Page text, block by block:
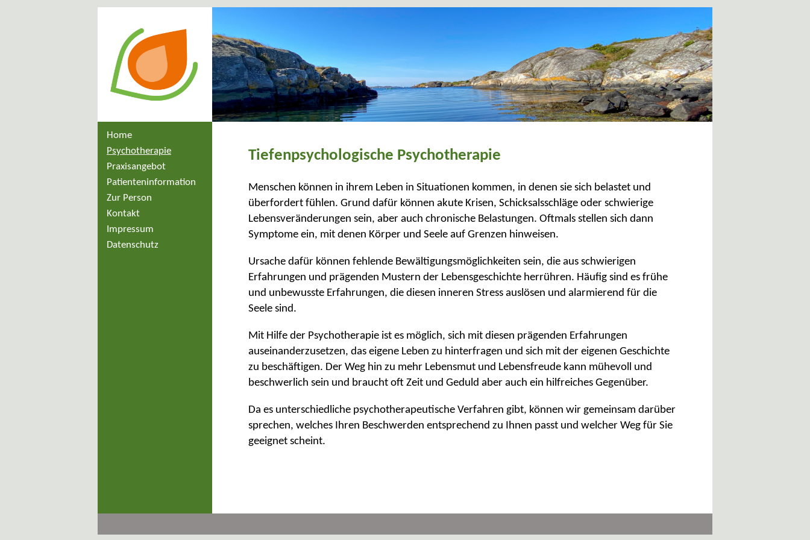
Home
Psychotherapie
Praxisangebot
Patienteninformation
Zur Person
Kontakt
Impressum
Datenschutz
Tiefenpsychologische Psychotherapie
Menschen können in ihrem Leben in Situationen kommen, in denen sie sich belastet und
überfordert fühlen. Grund dafür können akute Krisen, Schicksalsschläge oder schwierige
Lebensveränderungen sein, aber auch chronische Belastungen. Oftmals stellen sich dann
Symptome ein, mit denen Körper und Seele auf Grenzen hinweisen.
Ursache dafür können fehlende Bewältigungsmöglichkeiten sein, die aus schwierigen
Erfahrungen und prägenden Mustern der Lebensgeschichte herrühren. Häufig sind es frühe
und unbewusste Erfahrungen, die diesen inneren Stress auslösen und alarmierend für die
Seele sind.
Mit Hilfe der Psychotherapie ist es möglich, sich mit diesen prägenden Erfahrungen
auseinanderzusetzen, das eigene Leben zu hinterfragen und sich mit der eigenen Geschichte
zu beschäftigen. Der Weg hin zu mehr Lebensmut und Lebensfreude kann mühevoll und
beschwerlich sein und braucht oft Zeit und Geduld aber auch ein hilfreiches Gegenüber.
Da es unterschiedliche psychotherapeutische Verfahren gibt, können wir gemeinsam darüber
sprechen, welches Ihren Beschwerden entsprechend zu Ihnen passt und welcher Weg für Sie
geeignet scheint.